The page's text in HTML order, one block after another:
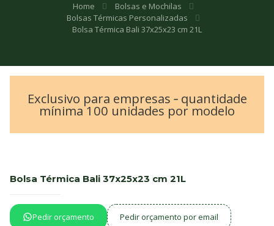
Home
Bolsas e Mochilas
Bolsas Térmicas Personalizadas
Bolsa Térmica Bali 37x25x23 cm 21L
Exclusivo para empresas ‐ quantidade
mínima 100 unidades por modelo
Bolsa Térmica Bali 37x25x23 cm 21L
Pedir orçamento Pedir orçamento por email